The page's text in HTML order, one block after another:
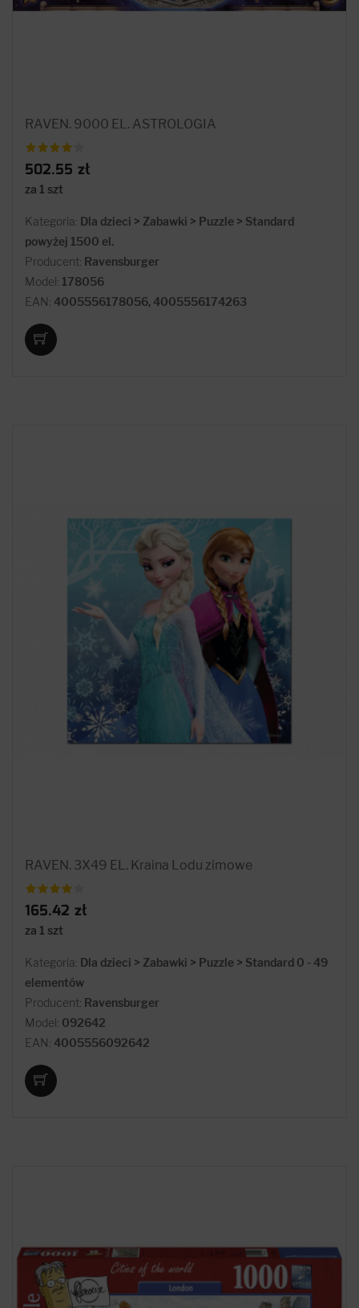
RAVEN. 9000 EL. ASTROLOGIA
502.55 zł
za 1 szt
Kategoria: Dla dzieci > Zabawki > Puzzle > Standard
powyżej 1500 el.
Producent: Ravensburger
Model: 178056
EAN: 4005556178056, 4005556174263
RAVEN. 3X49 EL. Kraina Lodu zimowe
165.42 zł
za 1 szt
Kategoria: Dla dzieci > Zabawki > Puzzle > Standard 0 - 49
elementów
Producent: Ravensburger
Model: 092642
EAN: 4005556092642